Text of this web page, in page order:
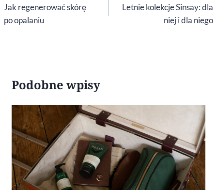
wpisu
Jak regenerować skórę
po opalaniu
Letnie kolekcje Sinsay: dla
niej i dla niego
Podobne wpisy